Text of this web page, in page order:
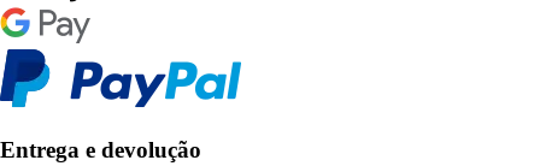
Entrega e devolução